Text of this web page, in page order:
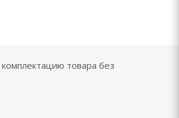
товара без